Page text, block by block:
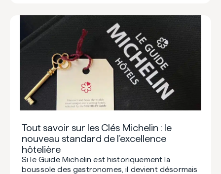
Tout savoir sur les Clés Michelin : le
nouveau standard de l’excellence
hôtelière
Si le Guide Michelin est historiquement la
boussole des gastronomes, il devient désormais